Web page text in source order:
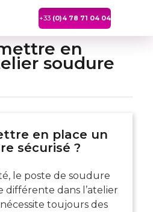
+33 (0)4 78 71 04 04
en
soudure
en place un
sécurisé ?
le poste de soudure
différente dans l’atelier
toujours des